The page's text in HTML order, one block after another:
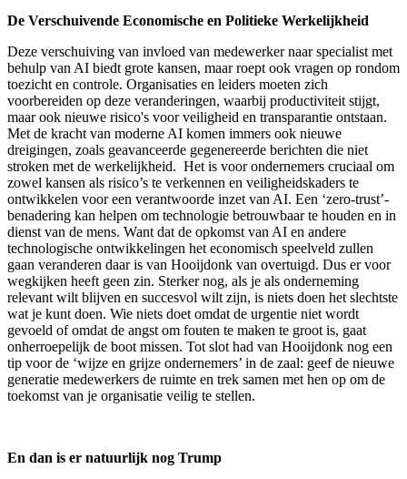
De Verschuivende Economische en Politieke Werkelijkheid
Deze verschuiving van invloed van medewerker naar specialist met
behulp van AI biedt grote kansen, maar roept ook vragen op rondom
toezicht en controle. Organisaties en leiders moeten zich
voorbereiden op deze veranderingen, waarbij productiviteit stijgt,
maar ook nieuwe risico's voor veiligheid en transparantie ontstaan.
Met de kracht van moderne AI komen immers ook nieuwe
dreigingen, zoals geavanceerde gegenereerde berichten die niet
stroken met de werkelijkheid. Het is voor ondernemers cruciaal om
zowel kansen als risico’s te verkennen en veiligheidskaders te
ontwikkelen voor een verantwoorde inzet van AI. Een ‘zero-trust’-
benadering kan helpen om technologie betrouwbaar te houden en in
dienst van de mens. Want dat de opkomst van AI en andere
technologische ontwikkelingen het economisch speelveld zullen
gaan veranderen daar is van Hooijdonk van overtuigd. Dus er voor
wegkijken heeft geen zin. Sterker nog, als je als onderneming
relevant wilt blijven en succesvol wilt zijn, is niets doen het slechtste
wat je kunt doen. Wie niets doet omdat de urgentie niet wordt
gevoeld of omdat de angst om fouten te maken te groot is, gaat
onherroepelijk de boot missen. Tot slot had van Hooijdonk nog een
tip voor de ‘wijze en grijze ondernemers’ in de zaal: geef de nieuwe
generatie medewerkers de ruimte en trek samen met hen op om de
toekomst van je organisatie veilig te stellen.
En dan is er natuurlijk nog Trump